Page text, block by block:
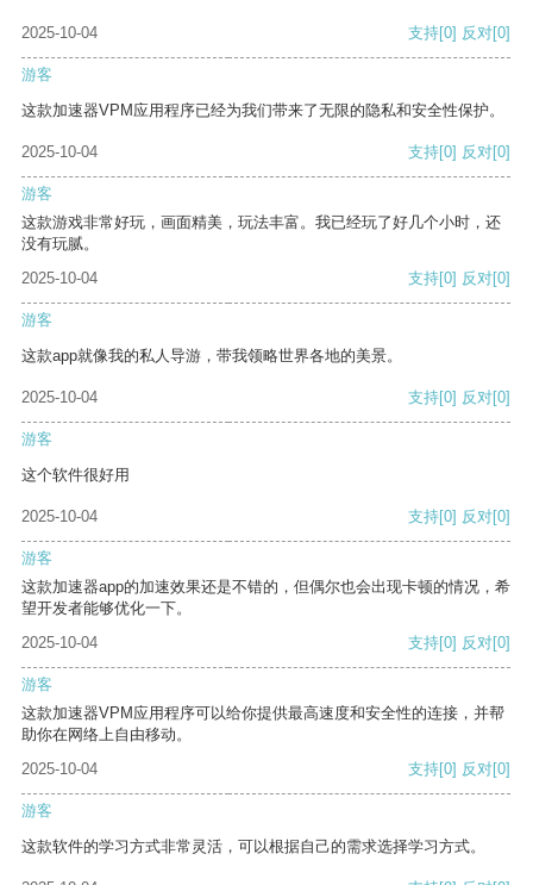
2025-10-04 支持[0] 反对[0]
游客
这款加速器VPM应用程序已经为我们带来了无限的隐私和安全性保护。
2025-10-04 支持[0] 反对[0]
游客
这款游戏非常好玩，画面精美，玩法丰富。我已经玩了好几个小时，还
没有玩腻。
2025-10-04
支持[0] 反对[0]
游客
这款app就像我的私人导游，带我领略世界各地的美景。
2025-10-04 支持[0] 反对[0]
游客
这个软件很好用
2025-10-04 支持[0] 反对[0]
游客
这款加速器app的加速效果还是不错的，但偶尔也会出现卡顿的情况，希
望开发者能够优化一下。
2025-10-04
支持[0] 反对[0]
游客
这款加速器VPM应用程序可以给你提供最高速度和安全性的连接，并帮
助你在网络上自由移动。
2025-10-04
支持[0] 反对[0]
游客
这款软件的学习方式非常灵活，可以根据自己的需求选择学习方式。